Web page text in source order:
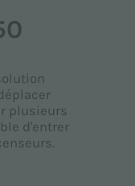
plusieurs
d'entrer